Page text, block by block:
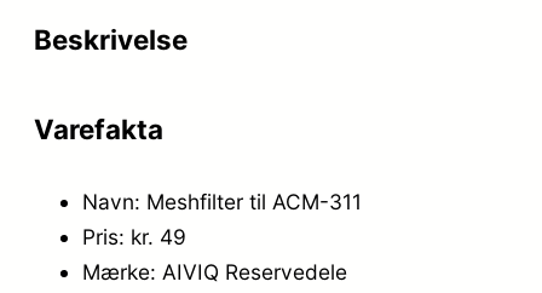
Beskrivelse
Varefakta
Navn: Meshfilter til ACM-311
Pris: kr. 49
Mærke: AIVIQ Reservedele